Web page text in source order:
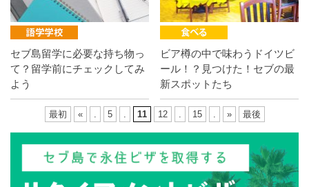
セブ島留学に必要な持ち物っ
て？留学前にチェックしてみ
よう
ビア樽の中で味わうドイツビ
ール！？見つけた！セブの最
新スポットたち
最初 « . 5 . 11 12 . 15 . » 最後